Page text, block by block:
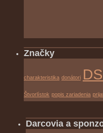
Značky
charakteristika donátori
Štvorlístok popis zariadenia
Darcovia a